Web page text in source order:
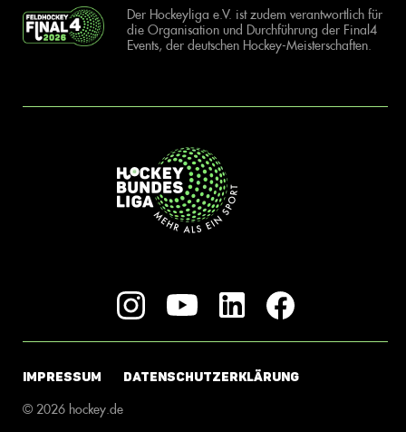
Der Hockeyliga e.V. ist zudem verantwortlich für
die Organisation und Durchführung der Final4
Events, der deutschen Hockey-Meisterschaften.
IMPRESSUM DATENSCHUTZERKLÄRUNG
© 2026 hockey.de